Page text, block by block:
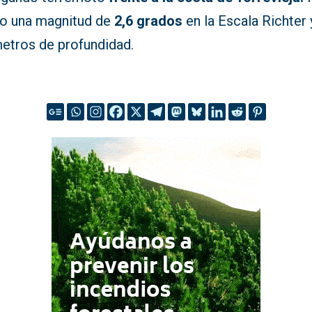
una magnitud de 2,6 grados en la Escala Richter
de profundidad.